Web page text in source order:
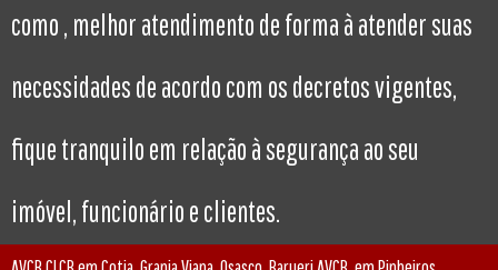
como , melhor atendimento de forma à atender suas
necessidades de acordo com os decretos vigentes,
fique tranquilo em relação à segurança ao seu
imóvel, funcionário e clientes.